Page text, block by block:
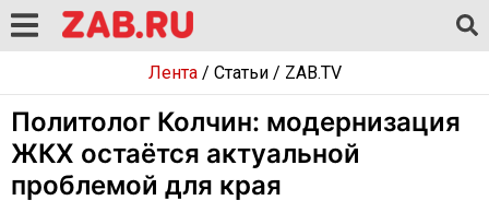
Лента/ Статьи/ ZAB.TV
Политолог Колчин: модернизация
ЖКХ остаётся актуальной
проблемой для края